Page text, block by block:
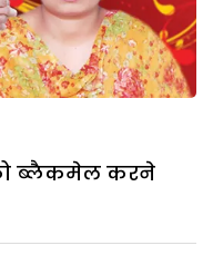
को ब्लैकमेल करने